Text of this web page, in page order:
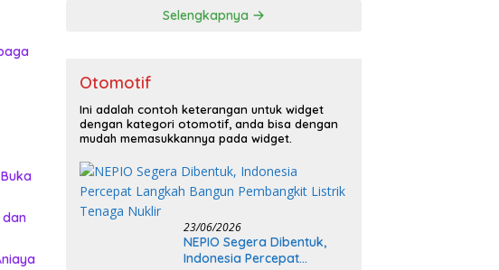
dan
Selengkapnya
Otomotif
Ini adalah contoh keterangan untuk widget
dengan kategori otomotif, anda bisa dengan
mudah memasukkannya pada widget.
23/06/2026
NEPIO Segera Dibentuk,
Indonesia Percepat